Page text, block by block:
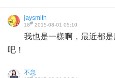
jaysmith
18# 2015-08-01 05:10
我也是一樣啊，最近都
吧！
不急